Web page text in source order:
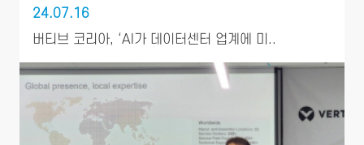
24.07.16
버티브 코리아, ‘AI가 데이터센터 업계에 미..